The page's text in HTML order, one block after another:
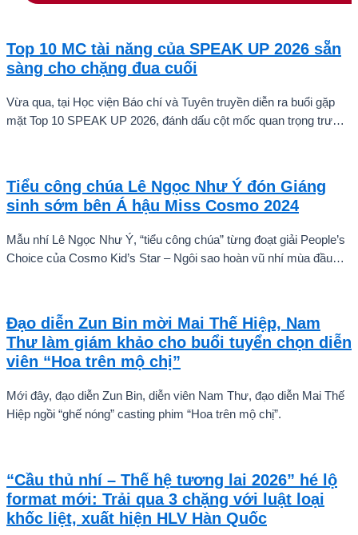
Top 10 MC tài năng của SPEAK UP 2026 sẵn
sàng cho chặng đua cuối
Vừa qua, tại Học viện Báo chí và Tuyên truyền diễn ra buổi gặp
mặt Top 10 SPEAK UP 2026, đánh dấu cột mốc quan trọng trước
Tiểu công chúa Lê Ngọc Như Ý đón Giáng
sinh sớm bên Á hậu Miss Cosmo 2024
Mẫu nhí Lê Ngọc Như Ý, “tiểu công chúa” từng đoạt giải People’s
Choice của Cosmo Kid’s Star – Ngôi sao hoàn vũ nhí mùa đầu
Đạo diễn Zun Bin mời Mai Thế Hiệp, Nam
Thư làm giám khảo cho buổi tuyển chọn diễn
viên “Hoa trên mộ chị”
Mới đây, đạo diễn Zun Bin, diễn viên Nam Thư, đạo diễn Mai Thế
Hiệp ngồi “ghế nóng” casting phim “Hoa trên mộ chị”.
“Cầu thủ nhí – Thế hệ tương lai 2026” hé lộ
format mới: Trải qua 3 chặng với luật loại
khốc liệt, xuất hiện HLV Hàn Quốc